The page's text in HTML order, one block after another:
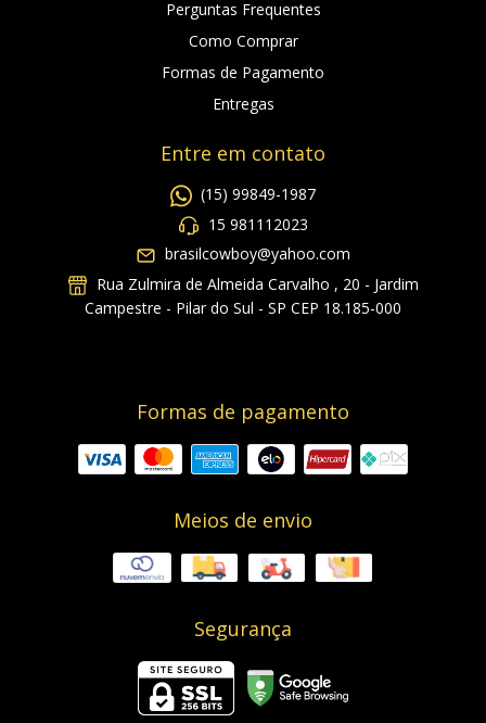
Perguntas Frequentes
Como Comprar
Formas de Pagamento
Entregas
Entre em contato
(15) 99849-1987
15 981112023
brasilcowboy@yahoo.com
Rua Zulmira de Almeida Carvalho , 20 - Jardim
Campestre - Pilar do Sul - SP CEP 18.185-000
Formas de pagamento
Meios de envio
Segurança